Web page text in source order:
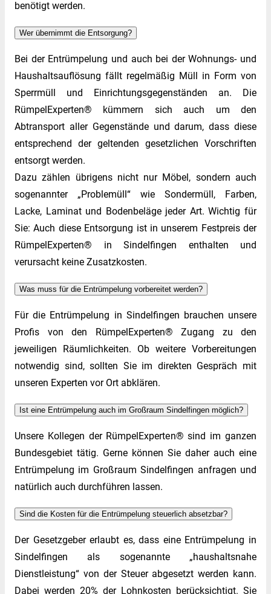
benötigt werden.
Wer übernimmt die Entsorgung?
Bei der Entrümpelung und auch bei der Wohnungs- und
Haushaltsauflösung fällt regelmäßig Müll in Form von
Sperrmüll und Einrichtungsgegenständen an. Die
RümpelExperten® kümmern sich auch um den
Abtransport aller Gegenstände und darum, dass diese
entsprechend der geltenden gesetzlichen Vorschriften
entsorgt werden.
Dazu zählen übrigens nicht nur Möbel, sondern auch
sogenannter „Problemüll“ wie Sondermüll, Farben,
Lacke, Laminat und Bodenbeläge jeder Art. Wichtig für
Sie: Auch diese Entsorgung ist in unserem Festpreis der
RümpelExperten® in Sindelfingen enthalten und
verursacht keine Zusatzkosten.
Was muss für die Entrümpelung vorbereitet werden?
Für die Entrümpelung in Sindelfingen brauchen unsere
Profis von den RümpelExperten® Zugang zu den
jeweiligen Räumlichkeiten. Ob weitere Vorbereitungen
notwendig sind, sollten Sie im direkten Gespräch mit
unseren Experten vor Ort abklären.
Ist eine Entrümpelung auch im Großraum Sindelfingen möglich?
Unsere Kollegen der RümpelExperten® sind im ganzen
Bundesgebiet tätig. Gerne können Sie daher auch eine
Entrümpelung im Großraum Sindelfingen anfragen und
natürlich auch durchführen lassen.
Sind die Kosten für die Entrümpelung steuerlich absetzbar?
Der Gesetzgeber erlaubt es, dass eine Entrümpelung in
Sindelfingen als sogenannte „haushaltsnahe
Dienstleistung“ von der Steuer abgesetzt werden kann.
Dabei werden 20% der Lohnkosten berücksichtigt. Sie